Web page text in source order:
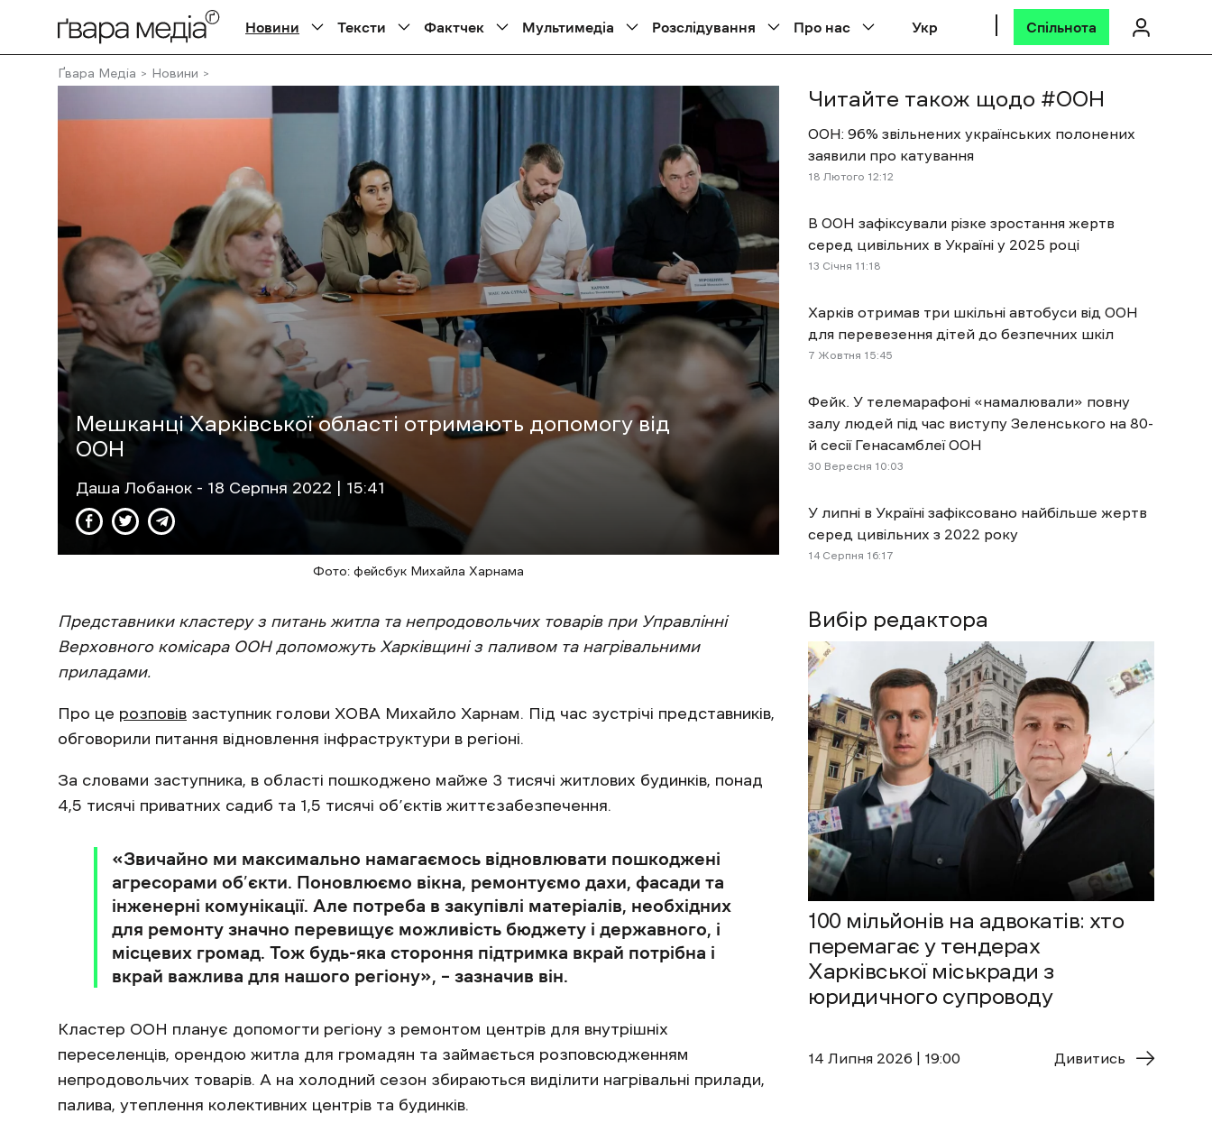
Новини Тексти Фактчек Мультимедіа Розслідування Про нас Укр Спільнота
Ґвара Медіа Новини
Мешканці Харківської області отримають допомогу від
ООН
Даша Лобанок - 18 Cерпня 2022 | 15:41
Фото: фейсбук Михайла Харнама
Представники кластеру з питань житла та непродовольчих товарів при Управлінні
Верховного комісара ООН допоможуть Харківщині з паливом та нагрівальними
приладами.
Про це розповів заступник голови ХОВА Михайло Харнам. Під час зустрічі представників,
обговорили питання відновлення інфраструктури в регіоні.
За словами заступника, в області пошкоджено майже 3 тисячі житлових будинків, понад
4,5 тисячі приватних садиб та 1,5 тисячі об’єктів життєзабезпечення.
«Звичайно ми максимально намагаємось відновлювати пошкоджені
агресорами об’єкти. Поновлюємо вікна, ремонтуємо дахи, фасади та
інженерні комунікації. Але потреба в закупівлі матеріалів, необхідних
для ремонту значно перевищує можливість бюджету і державного, і
місцевих громад. Тож будь-яка стороння підтримка вкрай потрібна і
вкрай важлива для нашого регіону», – зазначив він.
Кластер ООН планує допомогти регіону з ремонтом центрів для внутрішніх
переселенців, орендою житла для громадян та займається розповсюдженням
непродовольчих товарів. А на холодний сезон збираються виділити нагрівальні прилади,
палива, утеплення колективних центрів та будинків.
Вибір редактора
100 мільйонів на адвокатів: хто
перемагає у тендерах
Харківської міськради з
юридичного супроводу
14 Липня 2026 | 19:00 Дивитись
Читайте також щодо #ООН
ООН: 96% звільнених українських полонених
заявили про катування
18 Лютого 12:12
В ООН зафіксували різке зростання жертв
серед цивільних в Україні у 2025 році
13 Січня 11:18
Харків отримав три шкільні автобуси від ООН
для перевезення дітей до безпечних шкіл
7 Жовтня 15:45
Фейк. У телемарафоні «намалювали» повну
залу людей під час виступу Зеленського на 80-
й сесії Генасамблеї ООН
30 Вересня 10:03
У липні в Україні зафіксовано найбільше жертв
серед цивільних з 2022 року
14 Cерпня 16:17